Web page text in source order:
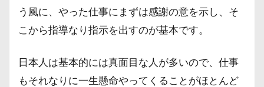
う風に、やった仕事にまずは感謝の意を示し、そ
こから指導なり指示を出すのが基本です。
日本人は基本的には真面目な人が多いので、仕事
もそれなりに一生懸命やってくることがほとんど